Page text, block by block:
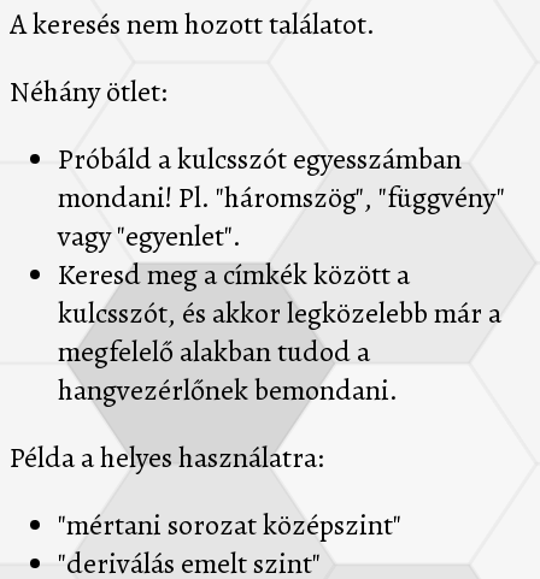
A keresés nem hozott találatot.
Néhány ötlet:
Próbáld a kulcsszót egyesszámban
mondani! Pl. "háromszög", "függvény"
vagy "egyenlet".
Keresd meg a címkék között a
kulcsszót, és akkor legközelebb már a
megfelelő alakban tudod a
hangvezérlőnek bemondani.
Példa a helyes használatra:
"mértani sorozat középszint"
"deriválás emelt szint"